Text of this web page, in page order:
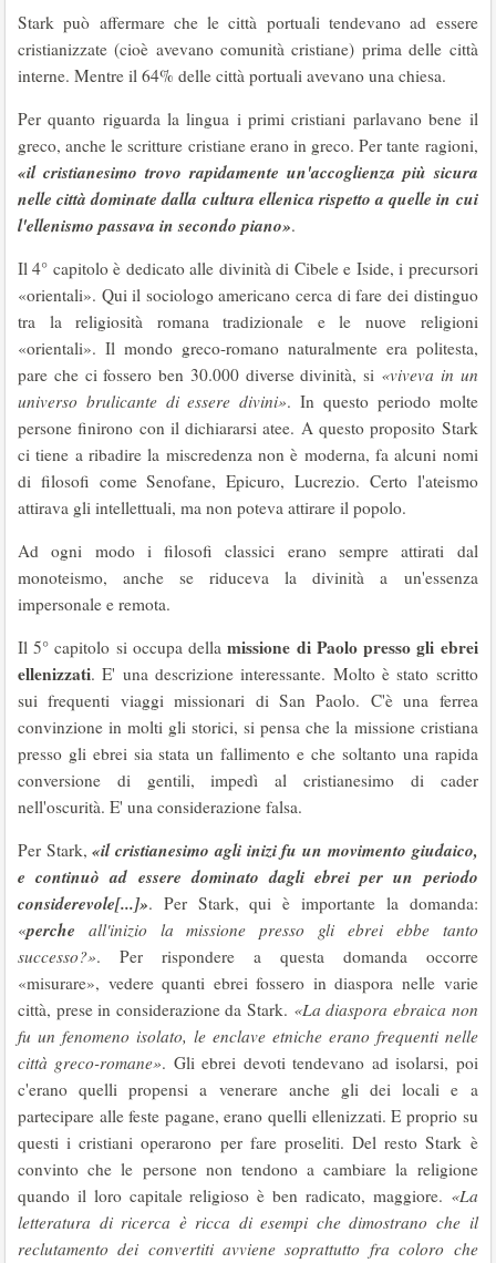
Stark può affermare che le città portuali tendevano ad essere
cristianizzate (cioè avevano comunità cristiane) prima delle città
interne. Mentre il 64% delle città portuali avevano una chiesa.
Per quanto riguarda la lingua i primi cristiani parlavano bene il
greco, anche le scritture cristiane erano in greco. Per tante ragioni,
«il cristianesimo trovo rapidamente un'accoglienza più sicura
nelle città dominate dalla cultura ellenica rispetto a quelle in cui
l'ellenismo passava in secondo piano».
Il 4° capitolo è dedicato alle divinità di Cibele e Iside, i precursori
«orientali». Qui il sociologo americano cerca di fare dei distinguo
tra la religiosità romana tradizionale e le nuove religioni
«orientali». Il mondo greco-romano naturalmente era politesta,
pare che ci fossero ben 30.000 diverse divinità, si «viveva in un
universo brulicante di essere divini». In questo periodo molte
persone finirono con il dichiararsi atee. A questo proposito Stark
ci tiene a ribadire la miscredenza non è moderna, fa alcuni nomi
di filosofi come Senofane, Epicuro, Lucrezio. Certo l'ateismo
attirava gli intellettuali, ma non poteva attirare il popolo.
Ad ogni modo i filosofi classici erano sempre attirati dal
monoteismo, anche se riduceva la divinità a un'essenza
impersonale e remota.
Il 5° capitolo si occupa della missione di Paolo presso gli ebrei
ellenizzati. E' una descrizione interessante. Molto è stato scritto
sui frequenti viaggi missionari di San Paolo. C'è una ferrea
convinzione in molti gli storici, si pensa che la missione cristiana
presso gli ebrei sia stata un fallimento e che soltanto una rapida
conversione di gentili, impedì al cristianesimo di cader
nell'oscurità. E' una considerazione falsa.
Per Stark,«il cristianesimo agli inizi fu un movimento giudaico,
e continuò ad essere dominato dagli ebrei per un periodo
considerevole[...]». Per Stark, qui è importante la domanda:
«perche all'inizio la missione presso gli ebrei ebbe tanto
successo?». Per rispondere a questa domanda occorre
«misurare», vedere quanti ebrei fossero in diaspora nelle varie
città, prese in considerazione da Stark. «La diaspora ebraica non
fu un fenomeno isolato, le enclave etniche erano frequenti nelle
città greco-romane». Gli ebrei devoti tendevano ad isolarsi, poi
c'erano quelli propensi a venerare anche gli dei locali e a
partecipare alle feste pagane, erano quelli ellenizzati. E proprio su
questi i cristiani operarono per fare proseliti. Del resto Stark è
convinto che le persone non tendono a cambiare la religione
quando il loro capitale religioso è ben radicato, maggiore. «La
letteratura di ricerca è ricca di esempi che dimostrano che il
reclutamento dei convertiti avviene soprattutto fra coloro che